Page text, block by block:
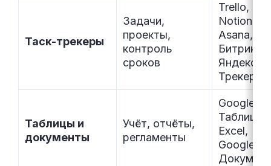
Таск-трекеры
Задачи,
проекты,
контроль
сроков
Trello,
Notion,
Asana,
Яндекс
Трекер
Таблицы и
документы
Учёт, отчёты,
регламенты
Google
Таблицы,
Excel,
Google